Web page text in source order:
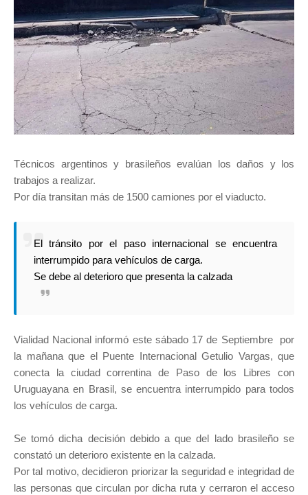
Técnicos argentinos y brasileños evalúan los daños y los
trabajos a realizar.
Por día transitan más de 1500 camiones por el viaducto.
El tránsito por el paso internacional se encuentra
interrumpido para vehículos de carga.
Se debe al deterioro que presenta la calzada
Vialidad Nacional informó este sábado 17 de Septiembre por
la mañana que el Puente Internacional Getulio Vargas, que
conecta la ciudad correntina de Paso de los Libres con
Uruguayana en Brasil, se encuentra interrumpido para todos
los vehículos de carga.
Se tomó dicha decisión debido a que del lado brasileño se
constató un deterioro existente en la calzada.
Por tal motivo, decidieron priorizar la seguridad e integridad de
las personas que circulan por dicha ruta y cerraron el acceso